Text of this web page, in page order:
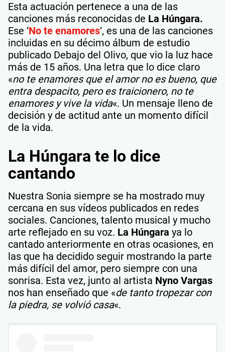
Esta actuación pertenece a una de las
canciones más reconocidas de La Húngara.
Ese ‘No te enamores‘, es una de las canciones
incluidas en su décimo álbum de estudio
publicado Debajo del Olivo, que vio la luz hace
más de 15 años. Una letra que lo dice claro
«no te enamores que el amor no es bueno, que
entra despacito, pero es traicionero, no te
enamores y vive la vida«. Un mensaje lleno de
decisión y de actitud ante un momento difícil
de la vida.
La Húngara te lo dice
cantando
Nuestra Sonia siempre se ha mostrado muy
cercana en sus vídeos publicados en redes
sociales. Canciones, talento musical y mucho
arte reflejado en su voz. La Húngara ya lo
cantado anteriormente en otras ocasiones, en
las que ha decidido seguir mostrando la parte
más difícil del amor, pero siempre con una
sonrisa. Esta vez, junto al artista Nyno Vargas
nos han enseñado que «de tanto tropezar con
la piedra, se volvió casa«.